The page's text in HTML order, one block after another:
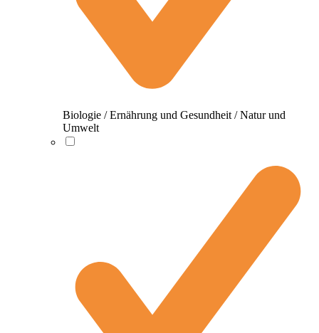
Biologie / Ernährung und Gesundheit / Natur und
Umwelt